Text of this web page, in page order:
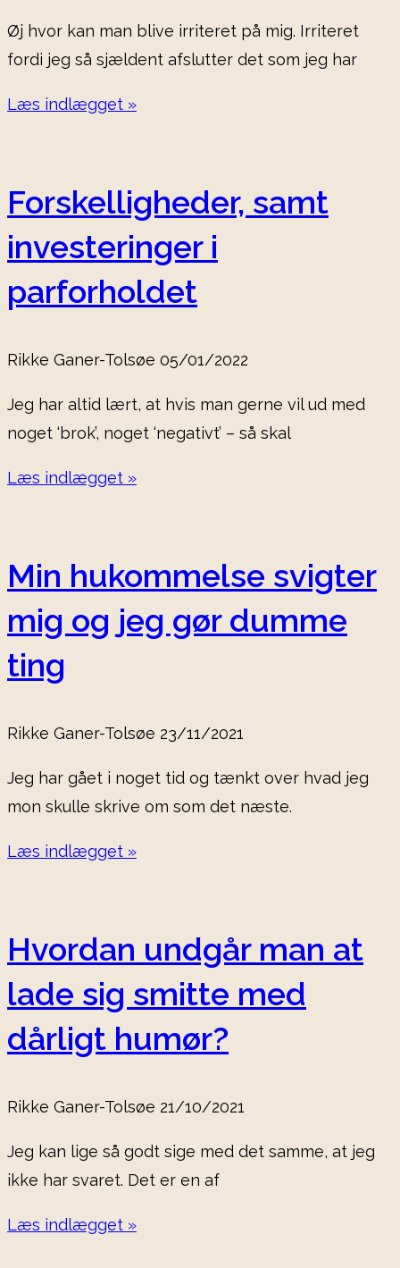
Øj hvor kan man blive irriteret på mig. Irriteret
fordi jeg så sjældent afslutter det som jeg har
Læs indlægget »
Forskelligheder, samt
investeringer i
parforholdet
Rikke Ganer-Tolsøe 05/01/2022
Jeg har altid lært, at hvis man gerne vil ud med
noget ‘brok’, noget ‘negativt’ – så skal
Læs indlægget »
Min hukommelse svigter
mig og jeg gør dumme
ting
Rikke Ganer-Tolsøe 23/11/2021
Jeg har gået i noget tid og tænkt over hvad jeg
mon skulle skrive om som det næste.
Læs indlægget »
Hvordan undgår man at
lade sig smitte med
dårligt humør?
Rikke Ganer-Tolsøe 21/10/2021
Jeg kan lige så godt sige med det samme, at jeg
ikke har svaret. Det er en af
Læs indlægget »